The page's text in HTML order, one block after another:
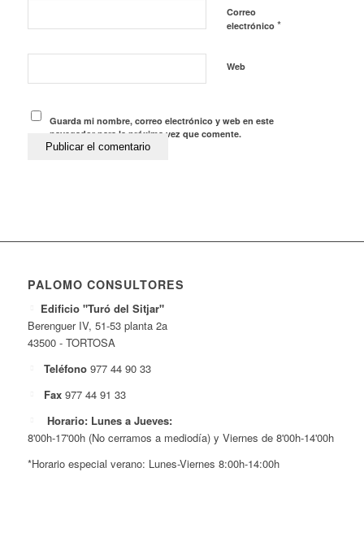
Correo
electrónico *
Web
Guarda mi nombre, correo electrónico y web en este
navegador para la próxima vez que comente.
PALOMO CONSULTORES
Edificio "Turó del Sitjar"
Berenguer IV, 51-53 planta 2a
43500 - TORTOSA
Teléfono 977 44 90 33
Fax 977 44 91 33
Horario: Lunes a Jueves:
8'00h-17'00h (No cerramos a mediodía) y Viernes de 8'00h-14'00h
*Horario especial verano: Lunes-Viernes 8:00h-14:00h